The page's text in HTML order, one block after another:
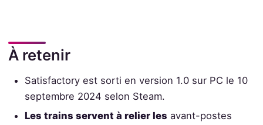
À retenir
Satisfactory est sorti en version 1.0 sur PC le 10
septembre 2024 selon Steam.
Les trains servent à relier les avant-postes